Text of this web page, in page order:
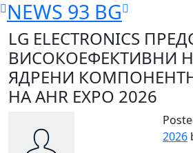
Skip
to
content
NEWS 93 BG
LG ELECTRONICS
ВИСОКОЕФЕКТИВНИ
ЯДРЕНИ
НА AHR EXPO 2026
2026